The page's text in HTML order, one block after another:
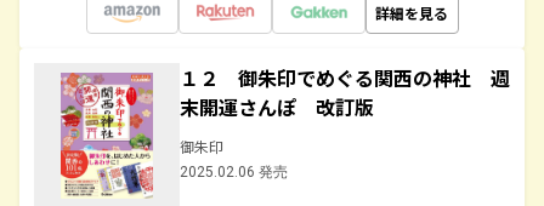
詳細を見る
１２ 御朱印でめぐる関西の神社 週
末開運さんぽ 改訂版
御朱印
2025.02.06 発売